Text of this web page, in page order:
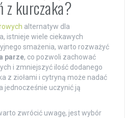
z kurczaka?
alternatyw dla
istnieje wiele ciekawych
smażenia, warto rozważyć
parze, co pozwoli zachować
i zmniejszyć ilość dodanego
z ziołami i cytryną może nadać
jednocześnie uczynić ją
zwrócić uwagę, jest wybór